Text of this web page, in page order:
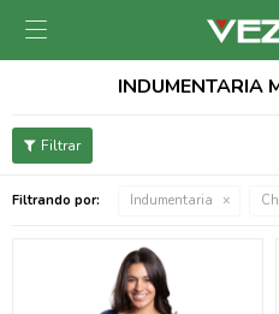

INDUMENTARIA
Filtrando por: Indumentaria